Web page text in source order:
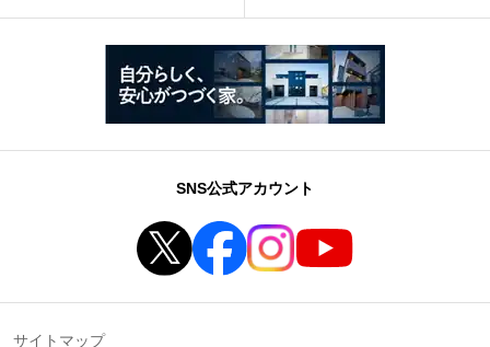
SNS公式アカウント
サイトマップ